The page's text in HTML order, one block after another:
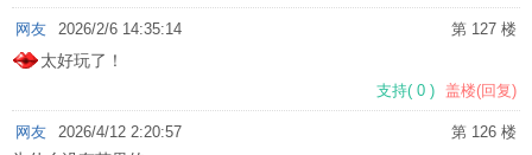
第 127 楼
网友 2026/2/6 14:35:14
太好玩了！
支持( 0 ) 盖楼(回复)
第 126 楼
网友 2026/4/12 2:20:57